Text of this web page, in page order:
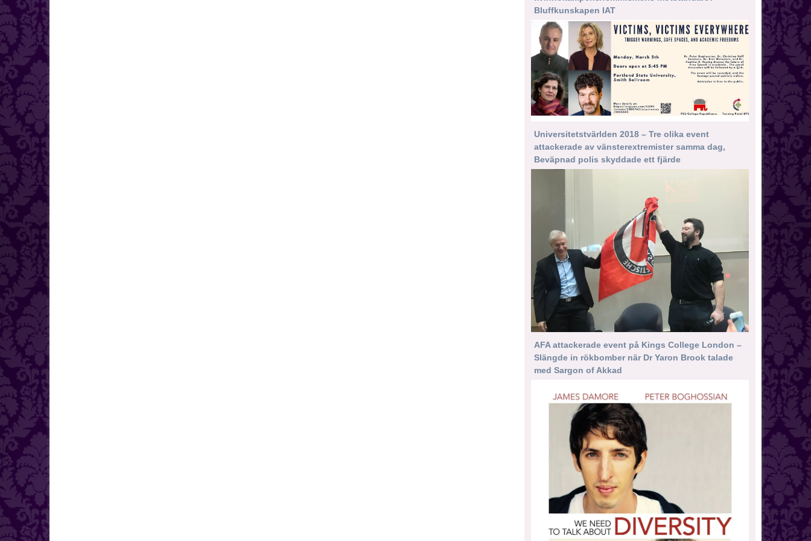
Bluffkunskapen IAT
Universitetstvärlden 2018 – Tre olika event
attackerade av vänsterextremister samma dag,
Beväpnad polis skyddade ett fjärde
AFA attackerade event på Kings College London –
Slängde in rökbomber när Dr Yaron Brook talade
med Sargon of Akkad